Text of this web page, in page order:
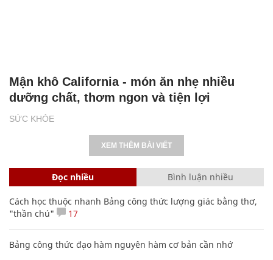
SỨC KHỎE
Mận khô California - món ăn nhẹ nhiều
dưỡng chất, thơm ngon và tiện lợi
XEM THÊM BÀI VIẾT
Đọc nhiều Bình luận nhiều
Cách học thuộc nhanh Bảng công thức lượng giác bằng thơ,
"thần chú"
17
Bảng công thức đạo hàm nguyên hàm cơ bản cần nhớ